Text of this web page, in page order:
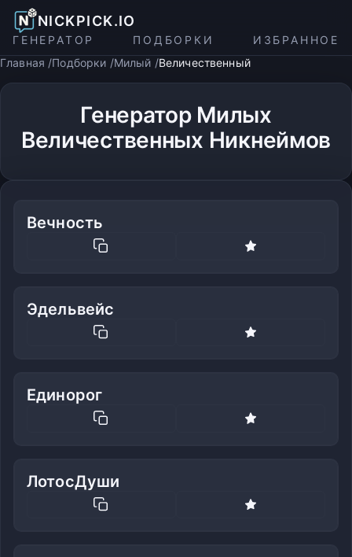
NICKPICK.IO
ГЕНЕРАТОР ПОДБОРКИ
ИЗБРАННОЕ
Главная
Подборки Милый Величественный
Генератор Милых
Величественных Никнеймов
Вечность
Эдельвейс
Единорог
ЛотосДуши